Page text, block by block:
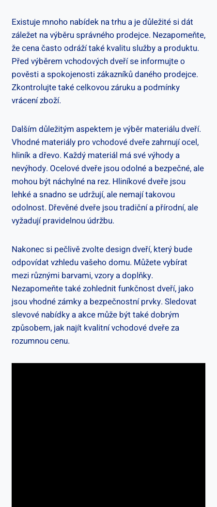
Existuje mnoho nabídek na‌ trhu a je důležité si dát
záležet na⁢ výběru správného ⁢prodejce. Nezapomeňte,
že cena ⁣často‌ odráží také kvalitu služby‍ a produktu.
Před výběrem vchodových dveří ⁣se informujte ‍o
pověsti a ​spokojenosti zákazníků daného prodejce.
Zkontrolujte⁣ také celkovou ⁣záruku a podmínky
vrácení zboží.
Dalším důležitým‌ aspektem je výběr materiálu dveří.
Vhodné materiály pro vchodové⁣ dveře zahrnují ocel,
hliník ⁢a dřevo. Každý materiál má své⁤ výhody a
nevýhody. Ocelové​ dveře jsou⁢ odolné a⁢ bezpečné, ale
mohou být náchylné na rez. ‌Hliníkové dveře jsou ​
lehké ‌a⁢ snadno ⁢se udržují,⁣ ale nemají⁢ takovou‌
odolnost. Dřevěné dveře jsou tradiční a přírodní, ale
vyžadují pravidelnou ‌údržbu.
Nakonec​ si pečlivě zvolte design dveří, který bude‍
odpovídat vzhledu vašeho domu. Můžete⁤ vybírat
mezi různými barvami, vzory a doplňky.
Nezapomeňte také ⁢zohlednit funkčnost dveří, jako ​
jsou vhodné‌ zámky a ‌bezpečnostní prvky. Sledovat
slevové⁣ nabídky a akce ⁢může být také⁢ dobrým
způsobem, ​jak najít kvalitní vchodové ⁢dveře za
rozumnou cenu.